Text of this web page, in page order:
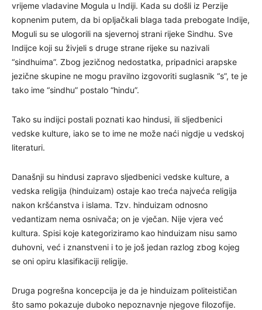
vrijeme vladavine Mogula u Indiji. Kada su došli iz Perzije
kopnenim putem, da bi opljačkali blaga tada prebogate Indije,
Moguli su se ulogorili na sjevernoj strani rijeke Sindhu. Sve
Indijce koji su živjeli s druge strane rijeke su nazivali
“sindhuima”. Zbog jezičnog nedostatka, pripadnici arapske
jezične skupine ne mogu pravilno izgovoriti suglasnik “s”, te je
tako ime “sindhu” postalo “hindu”.
Tako su indijci postali poznati kao hindusi, ili sljedbenici
vedske kulture, iako se to ime ne može naći nigdje u vedskoj
literaturi.
Današnji su hindusi zapravo sljedbenici vedske kulture, a
vedska religija (hinduizam) ostaje kao treća najveća religija
nakon kršćanstva i islama. Tzv. hinduizam odnosno
vedantizam nema osnivača; on je vječan. Nije vjera već
kultura. Spisi koje kategoriziramo kao hinduizam nisu samo
duhovni, već i znanstveni i to je još jedan razlog zbog kojeg
se oni opiru klasifikaciji religije.
Druga pogrešna koncepcija je da je hinduizam politeističan
što samo pokazuje duboko nepoznavnje njegove filozofije.